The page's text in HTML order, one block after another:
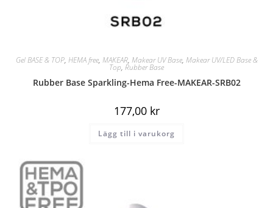
Gel BASE & TOP, HEMA free, MAKEAR, Makear UV Base, Makear UV/LED Base &
Top, Rubber Base
Rubber Base Sparkling-Hema Free-MAKEAR-SRB02
177,00 kr
Lägg till i varukorg